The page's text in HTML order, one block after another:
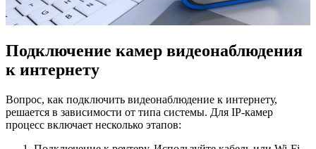
Подключение камер видеонаблюдения
к интернету
Вопрос, как подключить видеонаблюдение к интернету,
решается в зависимости от типа системы. Для IP-камер
процесс включает несколько этапов: